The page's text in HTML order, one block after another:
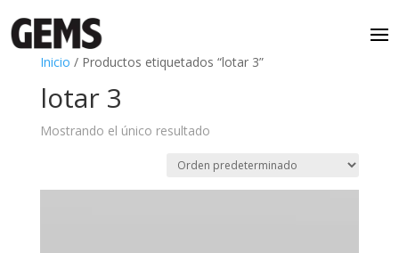
Inicio / Productos etiquetados “lotar 3”
lotar 3
Mostrando el único resultado